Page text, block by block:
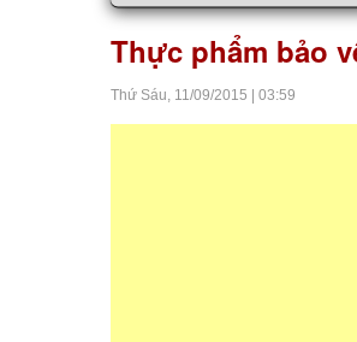
Thực phẩm bảo
Thứ Sáu, 11/09/2015 03:59